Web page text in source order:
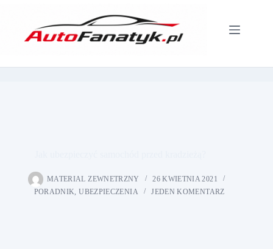
MATERIAL ZEWNETRZNY
26 KWIETNIA 2021
PORADNIK,UBEZPIECZENIA JEDEN KOMENTARZ